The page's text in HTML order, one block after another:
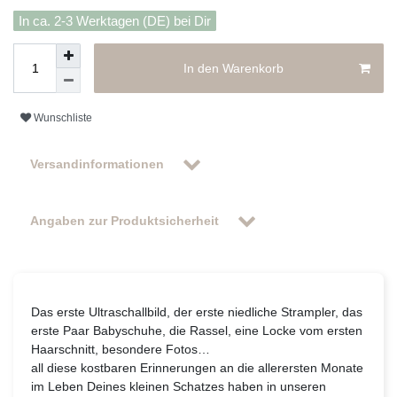
In ca. 2-3 Werktagen (DE) bei Dir
In den Warenkorb
Wunschliste
Versandinformationen
Angaben zur Produktsicherheit
Das erste Ultraschallbild, der erste niedliche Strampler, das
erste Paar Babyschuhe, die Rassel, eine Locke vom ersten
Haarschnitt, besondere Fotos…
all diese kostbaren Erinnerungen an die allerersten Monate
im Leben Deines kleinen Schatzes haben in unseren